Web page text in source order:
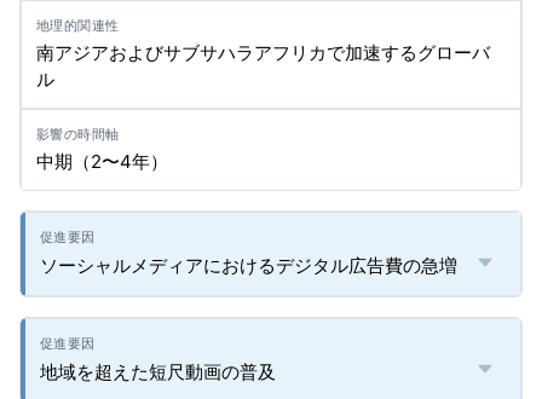
南アジアおよびサブサハラアフリカで加速するグローバ
ル
中期（2〜4年）
ソーシャルメディアにおけるデジタル広告費の急増
地域を超えた短尺動画の普及